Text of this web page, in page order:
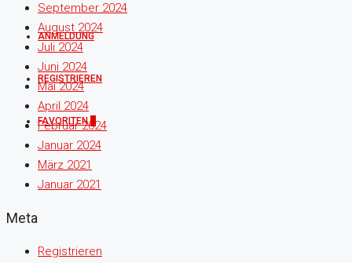
ANMELDUNG
REGISTRIEREN
FAVORITEN
September 2024
August 2024
Juli 2024
Juni 2024
Mai 2024
April 2024
Februar 2024
Januar 2024
März 2021
Januar 2021
Meta
Registrieren